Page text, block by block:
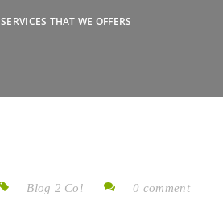
SERVICES THAT WE OFFERS
Blog 2 Col 0 comment